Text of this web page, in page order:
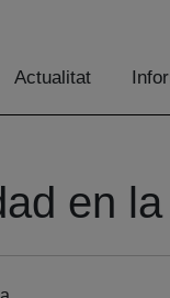
Actualitat
en